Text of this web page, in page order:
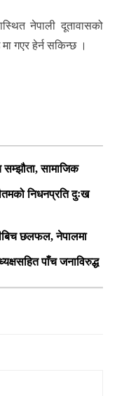
नेपाली दूतावासको
हेर्न सकिन्छ ।
सम्झौता, सामाजिक
निधनप्रति दुःख
छलफल, नेपालमा
पाँच जनाविरुद्ध